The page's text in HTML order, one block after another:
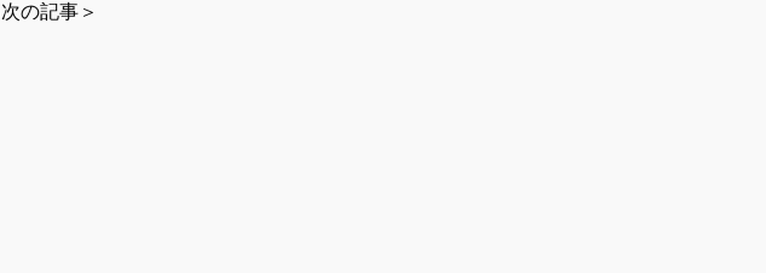
次の記事＞